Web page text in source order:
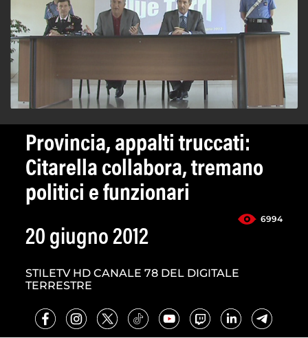
Provincia, appalti truccati:
Citarella collabora, tremano
politici e funzionari
6994
20 giugno 2012
STILETV HD CANALE 78 DEL DIGITALE
TERRESTRE